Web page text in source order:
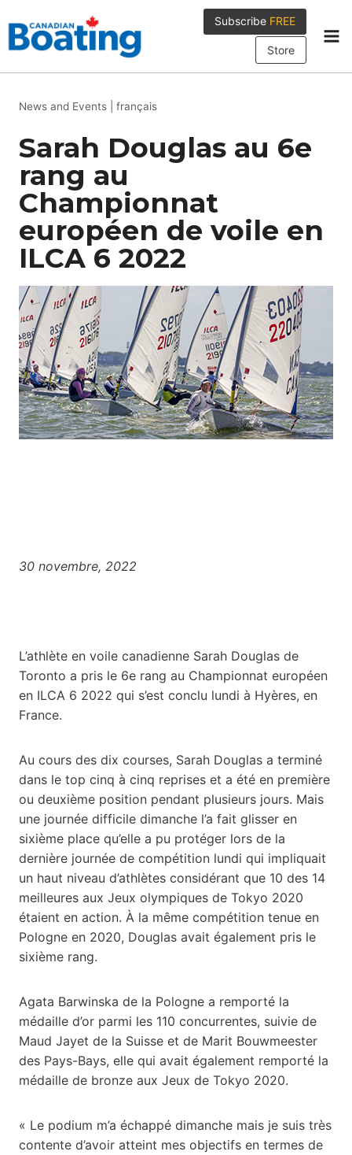
to
content
Subscribe FREE
Store
News and Events français
Sarah Douglas au 6e
rang au
Championnat
européen de voile en
ILCA 6 2022
30 novembre, 2022
L’athlète en voile canadienne Sarah Douglas de
Toronto a pris le 6e rang au Championnat européen
en ILCA 6 2022 qui s’est conclu lundi à Hyères, en
France.
Au cours des dix courses, Sarah Douglas a terminé
dans le top cinq à cinq reprises et a été en première
ou deuxième position pendant plusieurs jours. Mais
une journée difficile dimanche l’a fait glisser en
sixième place qu’elle a pu protéger lors de la
dernière journée de compétition lundi qui impliquait
un haut niveau d’athlètes considérant que 10 des 14
meilleures aux Jeux olympiques de Tokyo 2020
étaient en action. À la même compétition tenue en
Pologne en 2020, Douglas avait également pris le
sixième rang.
Agata Barwinska de la Pologne a remporté la
médaille d’or parmi les 110 concurrentes, suivie de
Maud Jayet de la Suisse et de Marit Bouwmeester
des Pays-Bays, elle qui avait également remporté la
médaille de bronze aux Jeux de Tokyo 2020.
« Le podium m’a échappé dimanche mais je suis très
contente d’avoir atteint mes objectifs en termes de